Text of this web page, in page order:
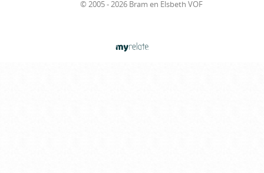
© 2005 - 2026 Bram en Elsbeth VOF